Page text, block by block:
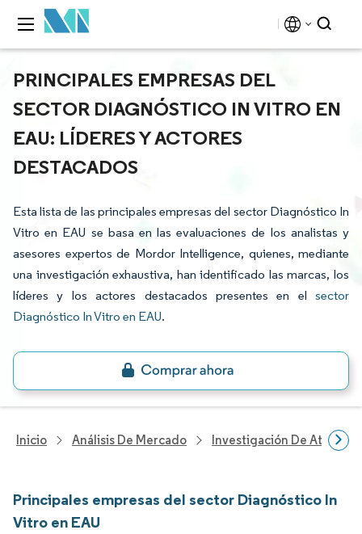
PRINCIPALES EMPRESAS DEL
SECTOR DIAGNÓSTICO IN VITRO EN
EAU: LÍDERES Y ACTORES
DESTACADOS
Esta lista de las principales empresas del sector Diagnóstico In
Vitro en EAU se basa en las evaluaciones de los analistas y
asesores expertos de Mordor Intelligence, quienes, mediante
una investigación exhaustiva, han identificado las marcas, los
líderes y los actores destacados presentes en el sector
Diagnóstico In Vitro en EAU.
Inicio Análisis De Mercado Investigación De
Principales empresas del sector Diagnóstico In
Vitro en EAU